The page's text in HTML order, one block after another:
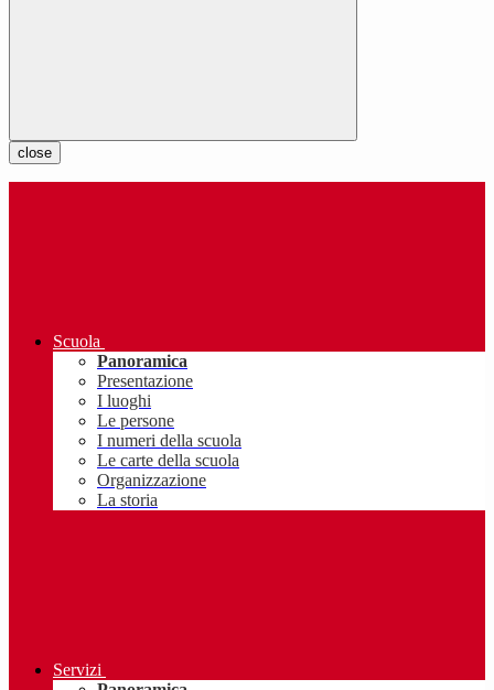
close
Scuola
Panoramica
Presentazione
I luoghi
Le persone
I numeri della scuola
Le carte della scuola
Organizzazione
La storia
Servizi